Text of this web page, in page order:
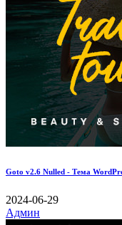
Goto v2.6 Nulled - Тема
2024-06-29
Админ